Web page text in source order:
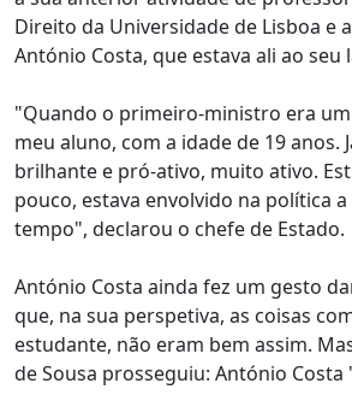
Direito da Universidade de Lisboa e
António Costa, que estava ali ao seu
"Quando o primeiro-ministro era
meu aluno, com a idade de 19 anos.
brilhante e pró-ativo, muito ativo.
pouco, estava envolvido na política
tempo", declarou o chefe de Estado.
António Costa ainda fez um gesto
que, na sua perspetiva, as coisas
estudante, não eram bem assim.
de Sousa prosseguiu: António Costa